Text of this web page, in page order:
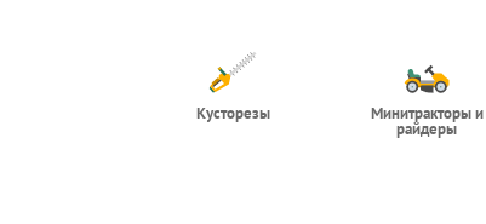
Кусторезы Минитракторы и
райдеры